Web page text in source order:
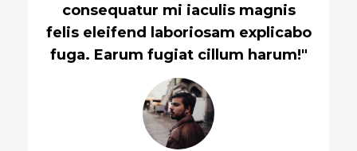
consequatur mi iaculis magnis
felis eleifend laboriosam explicabo
fuga. Earum fugiat cillum harum!"